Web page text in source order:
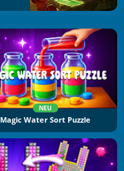
NEU
Magic Water Sort Puzzle